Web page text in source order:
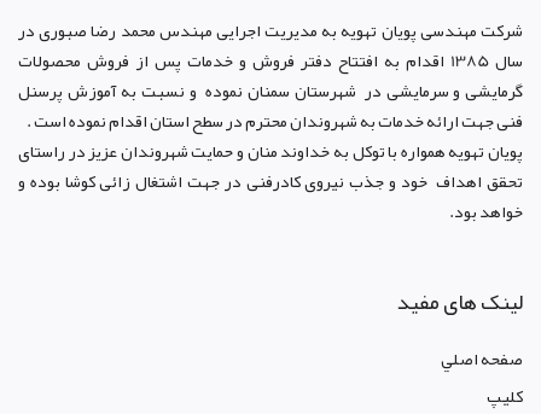
شرکت مهندسی پویان تهویهبه مدیریت اجرایی مهندس محمد رضا صبوری در
سال 1385 اقدام به افتتاح دفتر فروش و خدمات پس از فروش محصولات
گرمایشی و سرمایشی در شهرستان سمنان نموده و نسبت به آموزش پرسنل
فنی جهت ارائه خدمات به شهروندان محترم در سطح استان اقدام نموده است .
پویان تهویه همواره با توکل به خداوند منان و حمایت شهروندان عزیز در راستای
تحقق اهداف خود و جذب نیروی کادرفنی در جهت اشتغال زائی کوشا بوده و
خواهد بود.
لینک های مفید
صفحه اصلي
کليپ